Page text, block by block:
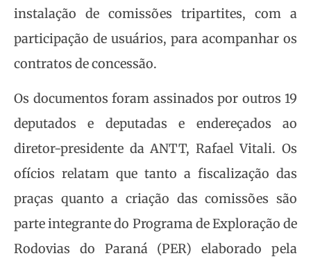
instalação de comissões tripartites, com a
participação de usuários, para acompanhar os
contratos de concessão.
Os documentos foram assinados por outros 19
deputados e deputadas e endereçados ao
diretor-presidente da ANTT, Rafael Vitali. Os
ofícios relatam que tanto a fiscalização das
praças quanto a criação das comissões são
parte integrante do Programa de Exploração de
Rodovias do Paraná (PER) elaborado pela